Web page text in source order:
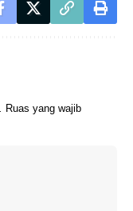
Ruas yang wajib